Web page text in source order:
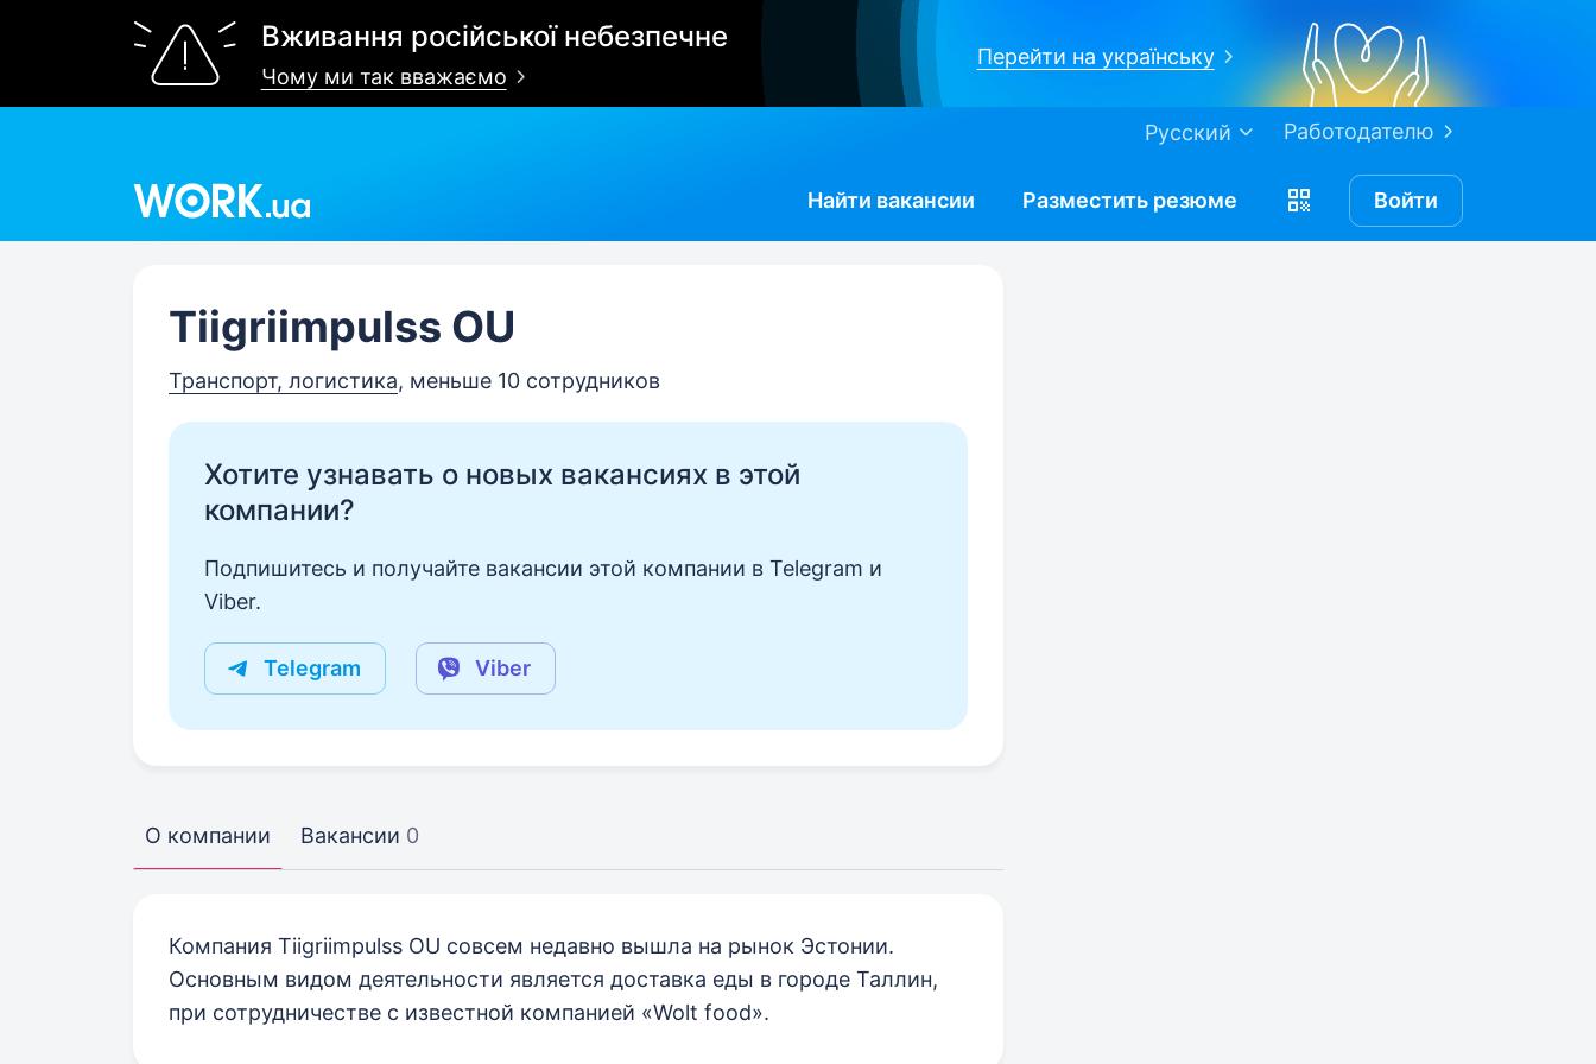
Вживання російської небезпечне
Чому ми так вважаємо
Перейти на українську
Работодателю
Русский
Найти вакансии Разместить резюме Войти
Tiigriimpulss OU
Транспорт, логистика, меньше 10 сотрудников
Хотите узнавать о новых вакансиях в этой
компании?
Подпишитесь и получайте вакансии этой компании в Telegram и
Viber.
Telegram Viber
О компании Вакансии 0
Компания Tiigriimpulss OU совсем недавно вышла на рынок Эстонии.
Основным видом деятельности является доставка еды в городе Таллин,
при сотрудничестве с известной компанией «Wolt food».